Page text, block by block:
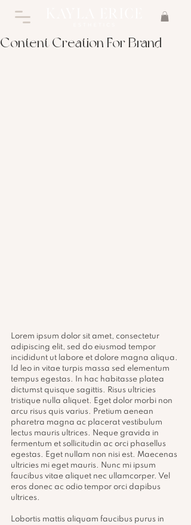
Content Creation For Brand
Lorem ipsum dolor sit amet, consectetur
adipiscing elit, sed do eiusmod tempor
incididunt ut labore et dolore magna aliqua.
Id leo in vitae turpis massa sed elementum
tempus egestas. In hac habitasse platea
dictumst quisque sagittis. Risus ultricies
tristique nulla aliquet. Eget dolor morbi non
arcu risus quis varius. Pretium aenean
pharetra magna ac placerat vestibulum
lectus mauris ultrices. Neque gravida in
fermentum et sollicitudin ac orci phasellus
egestas. Eget nullam non nisi est. Maecenas
ultricies mi eget mauris. Nunc mi ipsum
faucibus vitae aliquet nec ullamcorper. Vel
eros donec ac odio tempor orci dapibus
ultrices.
Lobortis mattis aliquam faucibus purus in